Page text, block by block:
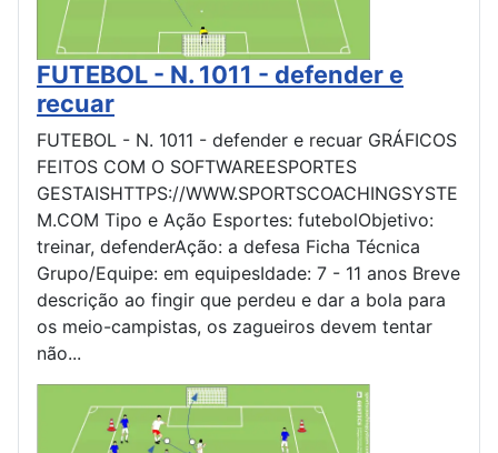
FUTEBOL - N. 1011 - defender e
recuar
FUTEBOL - N. 1011 - defender e recuar GRÁFICOS
FEITOS COM O SOFTWAREESPORTES
GESTAISHTTPS://WWW.SPORTSCOACHINGSYSTE
M.COM Tipo e Ação Esportes: futebolObjetivo:
treinar, defenderAção: a defesa Ficha Técnica
Grupo/Equipe: em equipesIdade: 7 - 11 anos Breve
descrição ao fingir que perdeu e dar a bola para
os meio-campistas, os zagueiros devem tentar
não...